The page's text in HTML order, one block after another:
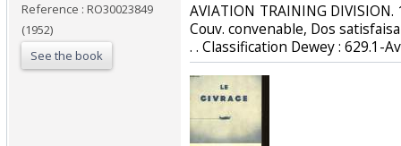
Reference : RO30023849
(1952)
See the book
‎AVIATION TRAINING
Couv. convenable, Dos
. . Classification Dewey : 629.1-